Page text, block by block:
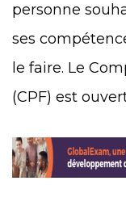
personne
ses
le faire. Le
(CPF) est